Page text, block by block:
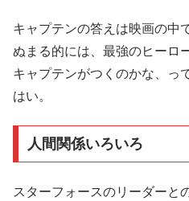
キャプテンの答えは映画の中
ぬまる的には、最強のヒーロ
キャプテンがつくのかな、っ
はい。
人間関係いろいろ
スターフォースのリーダーと